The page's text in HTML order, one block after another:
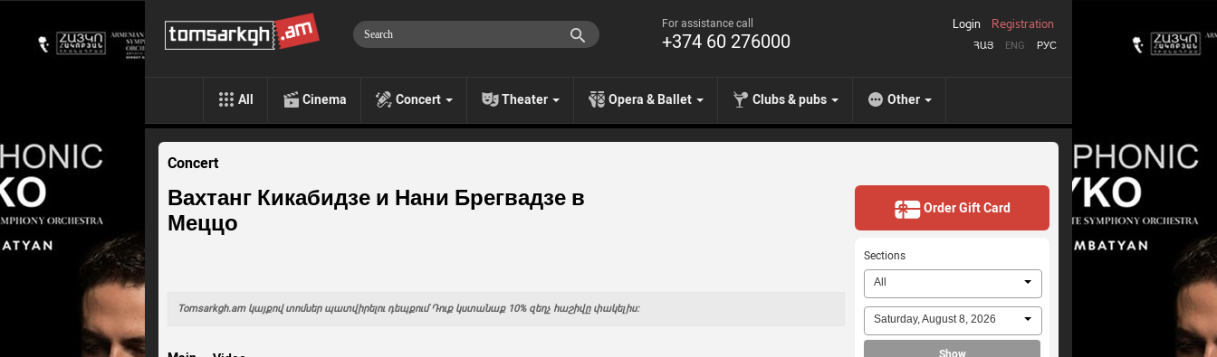
For assistance call
+374 60 276000 ՀԱՅ ENG РУС
Login Registration
All Cinema Concert Theater Opera & Ballet Clubs & pubs Other
Concert
Вахтанг Кикабидзе и Нани Брегвадзе в
Меццо
Tomsarkgh.am կայքով տոմսեր պատվիրելու դեպքում Դուք կստանաք 10% զեղչ հաշիվը փակելիս:
Order Gift Card
Sections
All
Saturday, August 8, 2026
Show